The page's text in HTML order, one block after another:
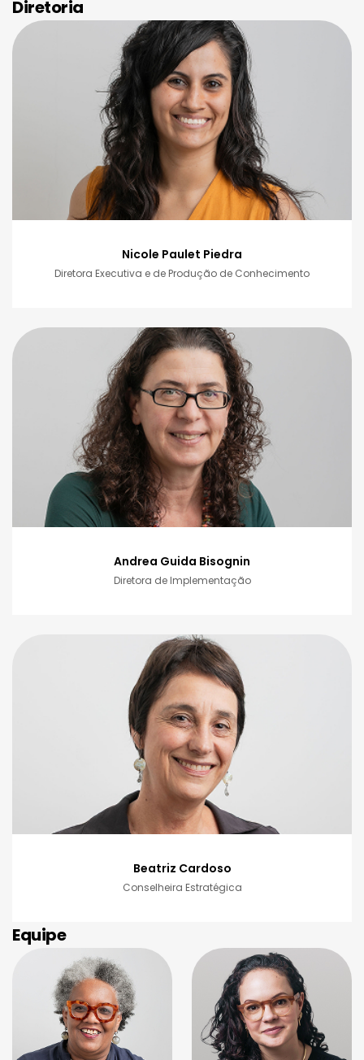
Diretoria
Nicole Paulet Piedra
Diretora Executiva e de Produção de Conhecimento
Andrea Guida Bisognin
Diretora de Implementação
Beatriz Cardoso
Conselheira Estratégica
Equipe